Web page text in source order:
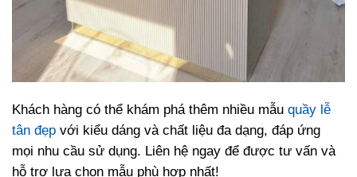
Khách hàng có thể khám phá thêm nhiều mẫu quầy lễ
tân đẹp với kiểu dáng và chất liệu đa dạng, đáp ứng
mọi nhu cầu sử dụng. Liên hệ ngay để được tư vấn và
hỗ trợ lựa chọn mẫu phù hợp nhất!